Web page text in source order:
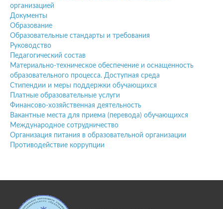
организацией
Документы
Образование
Образовательные стандарты и требования
Руководство
Педагогический состав
Материально-техническое обеспечение и оснащенность
образовательного процесса. Доступная среда
Стипендии и меры поддержки обучающихся
Платные образовательные услуги
Финансово-хозяйственная деятельность
Вакантные места для приема (перевода) обучающихся
Международное сотрудничество
Организация питания в образовательной организации
Противодействие коррупции